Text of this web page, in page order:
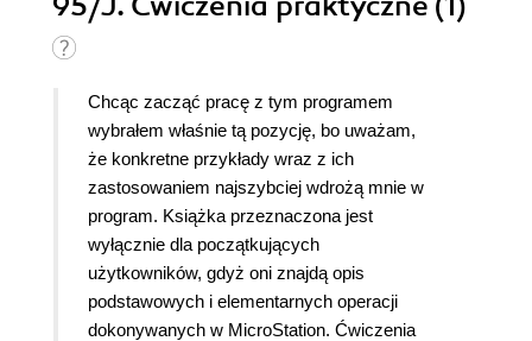
Chcąc zacząć pracę z tym programem
wybrałem właśnie tą pozycję, bo uważam,
że konkretne przykłady wraz z ich
zastosowaniem najszybciej wdrożą mnie w
program. Książka przeznaczona jest
wyłącznie dla początkujących
użytkowników, gdyż oni znajdą opis
podstawowych i elementarnych operacji
dokonywanych w MicroStation. Ćwiczenia